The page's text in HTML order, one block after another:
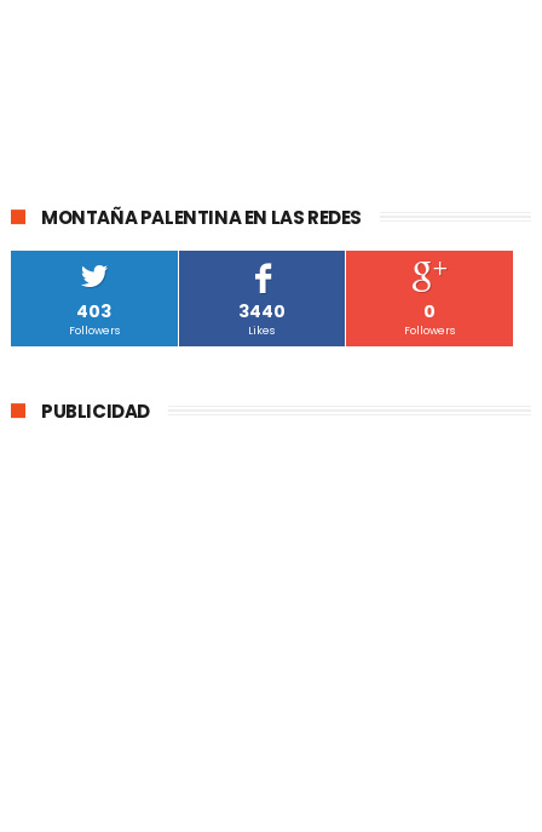
MONTAÑA PALENTINA EN LAS REDES
403
Followers
3440
Likes
0
Followers
PUBLICIDAD